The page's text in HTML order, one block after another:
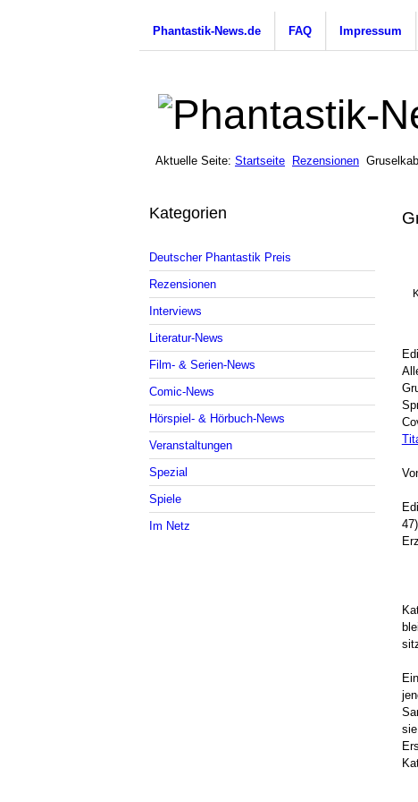
Phantastik-News.de FAQ Impressum
Aktuelle Seite: Startseite Rezensionen
Kategorien
Deutscher Phantastik Preis
Rezensionen
Interviews
Literatur-News
Film- & Serien-News
Comic-News
Hörspiel- & Hörbuch-News
Veranstaltungen
Spezial
Spiele
Im Netz